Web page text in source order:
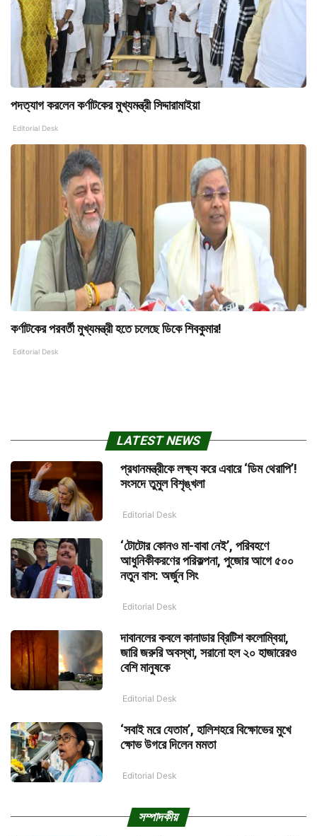
পদত্যাগ করলেন কর্ণাটকের মুখ্যমন্ত্রী সিদ্দারামাইয়া
Editorial Desk
কর্ণাটকের পরবর্তী মুখ্যমন্ত্রী হতে চলেছে ডিকে শিবকুমার!
Editorial Desk
LATEST NEWS
প্রধানমন্ত্রীকে লক্ষ্য করে এবারে ‘ডিম থেরাপি’!
সংসদে তুমুল বিশৃঙ্খলা
Editorial Desk
‘টোটোর কোনও মা-বাবা নেই’, পরিবহণে
আধুনিকীকরণের পরিকল্পনা, পুজোর আগে ৫০০
নতুন বাস: অর্জুন সিং
Editorial Desk
দাবানলের কবলে কানাডার ব্রিটিশ কলোম্বিয়া,
জারি জরুরি অবস্থা, সরানো হল ২০ হাজারেরও
বেশি মানুষকে
Editorial Desk
‘সবাই মরে যেতাম’, হালিশহরে বিক্ষোভের মুখে
ক্ষোভ উগরে দিলেন মমতা
Editorial Desk
সম্পাদকীয়